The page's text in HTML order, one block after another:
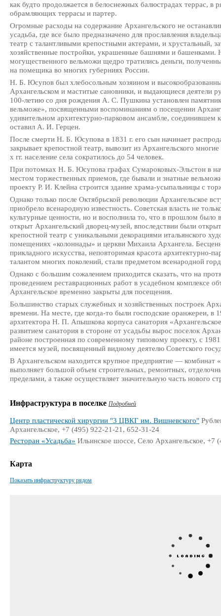
как будто продолжается в белоснежных балюстрадах террас, в
обрамляющих террасы и партер.
Огромные расходы на содержание Архангельского не
усадьба, где все было предназначено для прославления
театр с талантливыми крепостными актерами, и хрустальный,
хозяйственные постройки, украшенные башнями и башенками.
могущественного вельможи щедро тратились деньги,
на помещика во многих губерниях России.
Н. Б. Юсупов был хлебосольным хозяином и
Архангельском и маститые сановники, и выдающиеся деятели
100-летию со дня рождения А. С. Пушкина установлен
вельможе», посвященными воспоминаниям о посещении
удивительном архитектурно-парковом ансамбле, соединившем
оставил А. И. Герцен.
После смерти Н. Б. Юсупова в 1831 г. его сын начинает
закрывает крепостной театр, вывозит из Архангельского
х гг. население села сократилось до 54 человек.
При потомках Н. Б. Юсупова графах Сумароковых-Эльстон в
местом торжественных приемов, где бывали и знатные
проекту Р. И. Клейна строится здание храма-усыпальницы с
Однако только после Октябрьской революции Архангельское
приобрело всенародную известность. Советская власть не
культурные ценности, но и восполнила то, что в прошлом было
открыт Архангельский дворец-музей, впоследствии были
крепостной театр с уникальными декорациями итальянского
помещениях «колоннады» и церкви Михаила Архангела.
прикладного искусства, неповторимая красота архитектурно-
талантом многих поколений, стали предметом всенародной
Однако с большим сожалением приходится сказать, что на
проведением реставрационных работ в усадебном комплексе
Архангельское временно закрыты для посещения.
Большинство старых служебных и хозяйственных построек
времени. На месте, где когда-то были господские оранжереи, в
архитектора Н. П. Апышкова корпуса санатория
развитием санатория в стороне от усадьбы вырос поселок
районе построенная по современному типовому проекту, с
имеется музей, посвященный видному деятелю Советского
В Архангельском находится крупное предприятие — комбинат
выполняет большой объем строительных, ремонтных,
пределами, а также осуществляет значительную часть нового
Инфраструктура в поселке Подробней
Центр пластической хирургии "3 ЦВКГ им. Вишневского"
Архангельское, +7 (495) 922-21-21, 652-31-24
Ресторан «Усадьба» Ильинское шоссе, Село Архангельское,
Карта
Показать инфраструктуру рядом